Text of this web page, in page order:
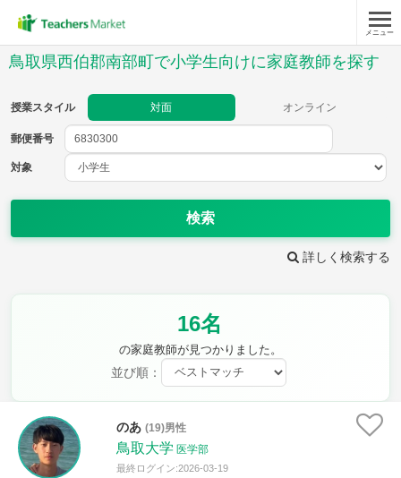
メニュー
鳥取県西伯郡南部町で小学生向けに家庭教師を探す
授業スタイル 対面 オンライン
郵便番号
対象
検索
詳しく検索する
16名
の家庭教師が見つかりました。
並び順：
のあ (19)男性
鳥取大学 医学部
最終ログイン:2026-03-19
郵便番号
教科
理科
保健・体育 図画工作 書写
時給：¥1,000 ～ ¥10,000